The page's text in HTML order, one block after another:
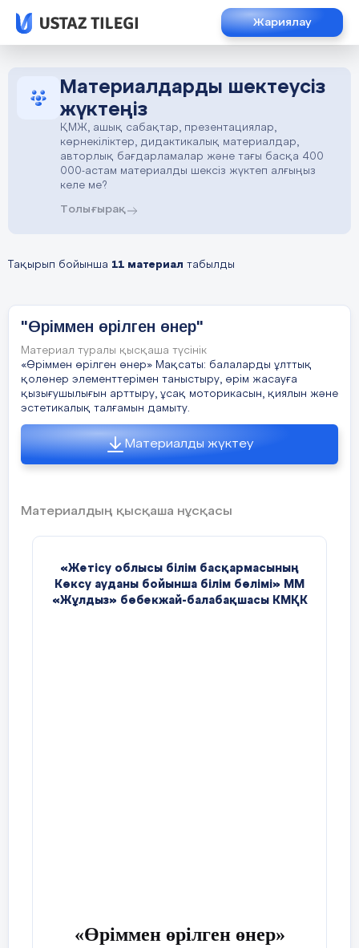
Жариялау
Материалдарды шектеусіз
жүктеңіз
ҚМЖ, ашық сабақтар, презентациялар,
көрнекіліктер, дидактикалық материалдар,
авторлық бағдарламалар және тағы басқа 400
000-астам материалды шексіз жүктеп алғыңыз
келе ме?
Толығырақ
Тақырып бойынша 11 материал табылды
"Өріммен өрілген өнер"
Материал туралы қысқаша түсінік
«Өріммен өрілген өнер» Мақсаты: балаларды ұлттық
қолөнер элементтерімен таныстыру, өрім жасауға
қызығушылығын арттыру, ұсақ моторикасын, қиялын және
эстетикалық талғамын дамыту.
Материалды жүктеу
Материалдың қысқаша нұсқасы
«Жетісу облысы білім басқармасының
Көксу ауданы бойынша білім бөлімі» ММ
«Жұлдыз» бөбекжай-балабақшасы КМҚК
«Өріммен өрілген өнер»